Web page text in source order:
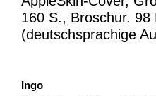
160 S., Broschur. 98
(deutschsprachige
Ingo